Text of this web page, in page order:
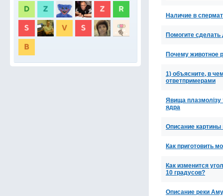
Наличие в
Помогите
Почему животное
1) объясните, в
ответпримерами
Явища плазмолізу
ядра
Описание картины
Как приготовить
Как изменится
10 градусов?
Описание реки